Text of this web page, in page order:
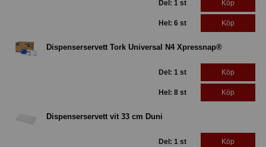
Del: 1 st Köp
Hel: 6 st Köp
Dispenserservett Tork Universal N4 Xpressnap®
Del: 1 st Köp
Hel: 8 st Köp
Dispenserservett vit 33 cm Duni
Del: 1 st Köp